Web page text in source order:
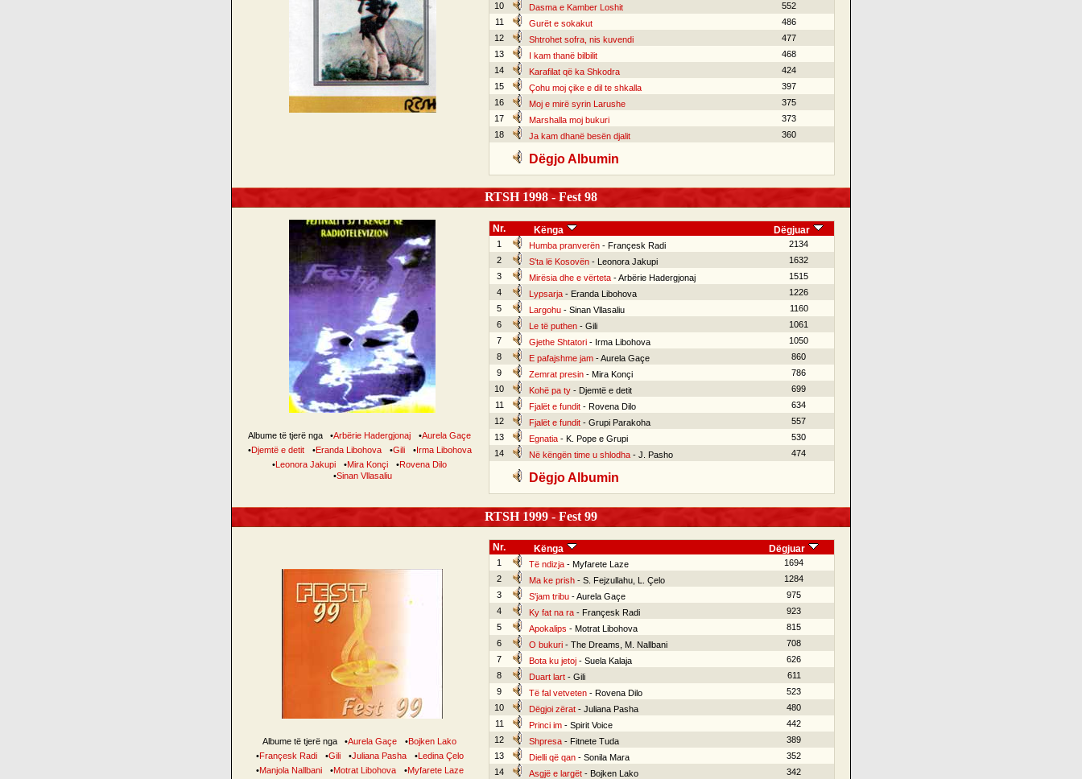
10
Dasma e Kamber Loshit
552
11
Gurët e sokakut
486
12
Shtrohet sofra, nis kuvendi
477
13
I kam thanë bilbilit
468
14
Karafilat që ka Shkodra
424
15
Çohu moj çike e dil te shkalla
397
16
Moj e mirë syrin Larushe
375
17
Marshalla moj bukuri
373
18
Ja kam dhanë besën djalit 360
Dëgjo Albumin
RTSH 1998 - Fest 98
Albume të tjerë nga •Arbërie Hadergjonaj •Aurela Gaçe
•Djemtë e detit •Eranda Libohova •Gili •Irma Libohova
•Leonora Jakupi •Mira Konçi •Rovena Dilo
•Sinan Vllasaliu
Nr. Kënga Dëgjuar
1 Humba pranverën- Françesk Radi
2134
2
S'ta lë Kosovën- Leonora Jakupi
1632
3
Mirësia dhe e vërteta- Arbërie Hadergjonaj
1515
4
Lypsarja- Eranda Libohova
1226
5
Largohu- Sinan Vllasaliu
1160
6
Le të puthen- Gili
1061
7
Gjethe Shtatori- Irma Libohova
1050
8
E pafajshme jam- Aurela Gaçe
860
9
Zemrat presin- Mira Konçi
786
10
Kohë pa ty- Djemtë e detit
699
11
Fjalët e fundit- Rovena Dilo
634
12
Fjalët e fundit- Grupi Parakoha
557
13
Egnatia- K. Pope e Grupi
530
14
Në këngën time u shlodha- J. Pasho 474
Dëgjo Albumin
RTSH 1999 - Fest 99
Albume të tjerë nga •Aurela Gaçe •Bojken Lako
•Françesk Radi •Gili •Juliana Pasha •Ledina Çelo
•Manjola Nallbani •Motrat Libohova •Myfarete Laze
Nr. Kënga Dëgjuar
1 Të ndizja- Myfarete Laze
1694
2
Ma ke prish- S. Fejzullahu, L. Çelo
1284
3
S'jam tribu- Aurela Gaçe
975
4
Ky fat na ra- Françesk Radi
923
5
Apokalips - Motrat Libohova
815
6
O bukuri- The Dreams, M. Nallbani
708
7
Bota ku jetoj- Suela Kalaja
626
8
Duart lart- Gili
611
9
Të fal vetveten- Rovena Dilo
523
10
Dëgjoi zërat- Juliana Pasha
480
11
Princi im- Spirit Voice
442
12
Shpresa- Fitnete Tuda
389
13
Dielli që qan- Sonila Mara
352
14
Asgjë e largët- Bojken Lako
342